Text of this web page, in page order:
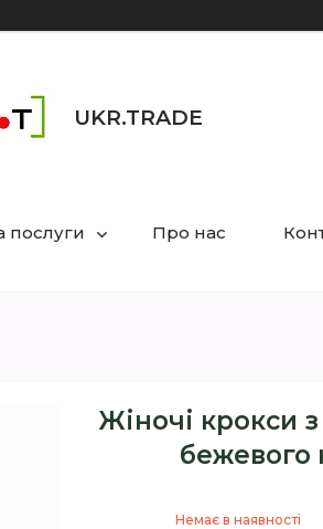
UKR.TRADE
послуги Про нас
Жіночі крокси
бежевого
Немає в наявності